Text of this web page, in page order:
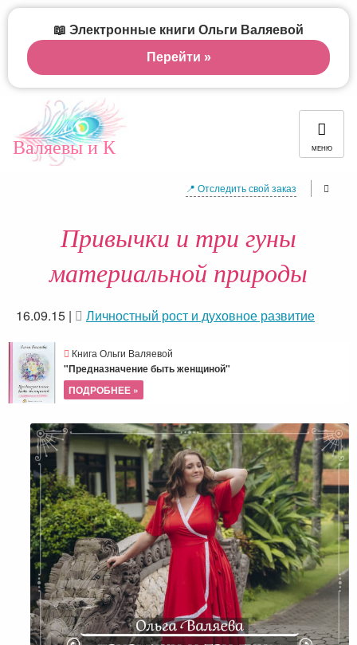
Валяевы и К МЕНЮ
📍 Отследить свой заказ
Привычки и три гуны
материальной природы
16.09.15 | Личностный рост и духовное развитие
Книга Ольги Валяевой
"Предназначение быть женщиной"
ПОДРОБНЕЕ »
📖 Электронные книги Ольги Валяевой
Перейти »